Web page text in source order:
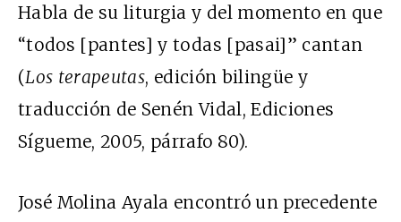
Habla de su liturgia y del momento en que
“todos [pantes] y todas [pasai]” cantan
(Los terapeutas, edición bilingüe y
traducción de Senén Vidal, Ediciones
Sígueme, 2005, párrafo 80).
José Molina Ayala encontró un precedente